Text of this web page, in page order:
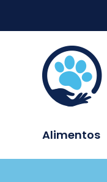
Alimentos